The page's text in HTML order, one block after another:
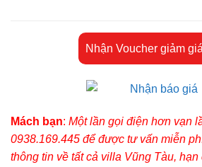
Nhận Voucher giảm
Mách bạn: Một lần gọi điện hơn vạn
0938.169.445 để được tư vấn miễn
thông tin về tất cả villa Vũng Tàu,